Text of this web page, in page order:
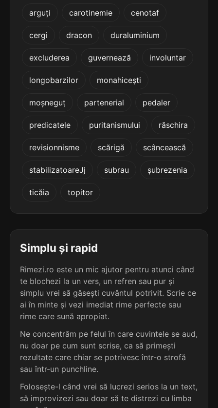
instaurarea
încastrarea
înfiltrarea
4 sil.
terminație: trarea
5
prelucrarea
5
restaurarea
5
4 sil.
terminație: rarea
terminație: rarea
strecurarea
5
terminație: rarea
arguți carotinemie cenotaf
cergi dracon duraluminium
excluderea guvernează involuntar
longobarzilor monahicești
moșneguț partenerial pedaler
predicatele puritanismului răschira
revisionnisme scărigă scâncească
stabilizatoareJj subrau șubrezenia
ticăia topitor
Simplu și rapid
Rimezi.ro este un mic ajutor pentru atunci când
te blochezi la un vers, un refren sau pur și
simplu vrei să găsești cuvântul potrivit. Scrie ce
ai în minte și vezi imediat rime perfecte sau
rime care sună apropiat.
Ne concentrăm pe felul în care cuvintele se aud,
nu doar pe cum sunt scrise, ca să primești
rezultate care chiar se potrivesc într-o strofă
sau într-un punchline.
Folosește-l când vrei să lucrezi serios la un text,
să improvizezi sau doar să te distrezi cu limba